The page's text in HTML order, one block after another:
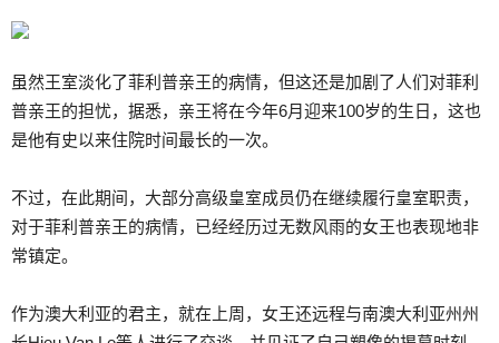
虽然王室淡化了菲利普亲王的病情，但这还是加剧了人们对菲利
普亲王的担忧，据悉，亲王将在今年6月迎来100岁的生日，这也
是他有史以来住院时间最长的一次。
不过，在此期间，大部分高级皇室成员仍在继续履行皇室职责，
对于菲利普亲王的病情，已经经历过无数风雨的女王也表现地非
常镇定。
作为澳大利亚的君主，就在上周，女王还远程与南澳大利亚州州